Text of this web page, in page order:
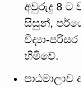
අවුරුදු 8 ට
සිසුන්,
විද්‍යා-
හිමිවේ.
පාඨමාලාව